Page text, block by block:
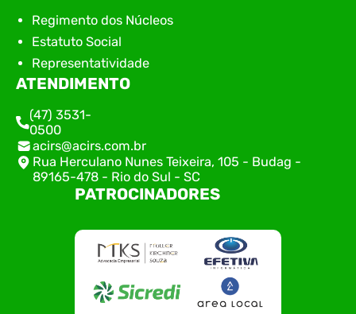
Regimento dos Núcleos
Estatuto Social
Representatividade
ATENDIMENTO
(47) 3531-
0500
acirs@acirs.com.br
Rua Herculano Nunes Teixeira, 105 - Budag -
89165-478 - Rio do Sul - SC
PATROCINADORES